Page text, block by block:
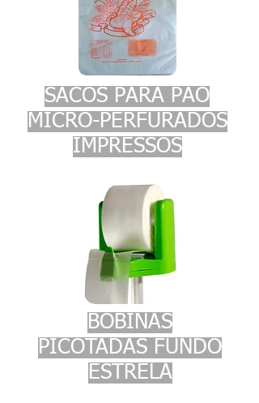
SACOS PARA PÃO
MICRO-PERFURADOS
IMPRESSOS
BOBINAS
PICOTADAS FUNDO
ESTRELA